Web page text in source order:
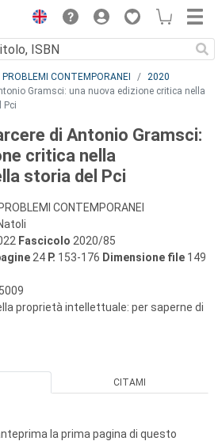
CONTEMPORANEI
2020
Gramsci: una nuova edizione critica nella
Pci
di Antonio Gramsci:
critica nella
storia del Pci
CONTEMPORANEI
Fascicolo 2020/85
24 P. 153-176 Dimensione file 149
proprietà intellettuale: per saperne di
CITAMI
la prima pagina di questo